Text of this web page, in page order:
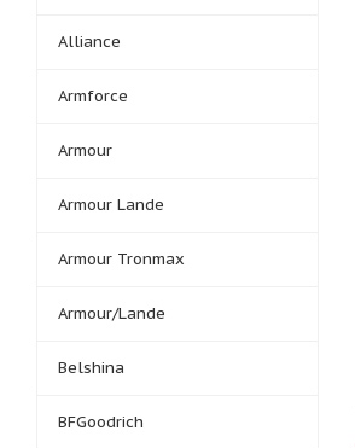
Alliance
Armforce
Armour
Armour Lande
Armour Tronmax
Armour/Lande
Belshina
BFGoodrich